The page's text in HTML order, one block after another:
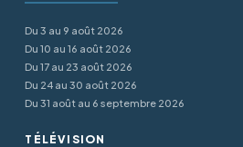
Du 3 au 9 août 2026
Du 10 au 16 août 2026
Du 17 au 23 août 2026
Du 24 au 30 août 2026
Du 31 août au 6 septembre 2026
TÉLÉVISION